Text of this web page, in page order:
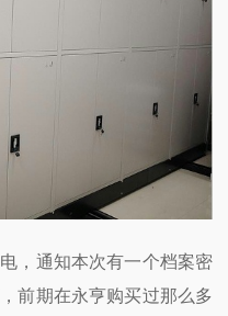
，通知本次有一个档案密
前期在永亨购买过那么多